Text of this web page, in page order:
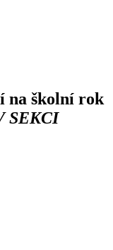
na školní rok
SEKCI